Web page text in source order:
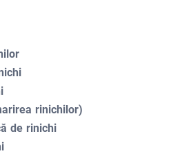
rinichilor)
de rinichi